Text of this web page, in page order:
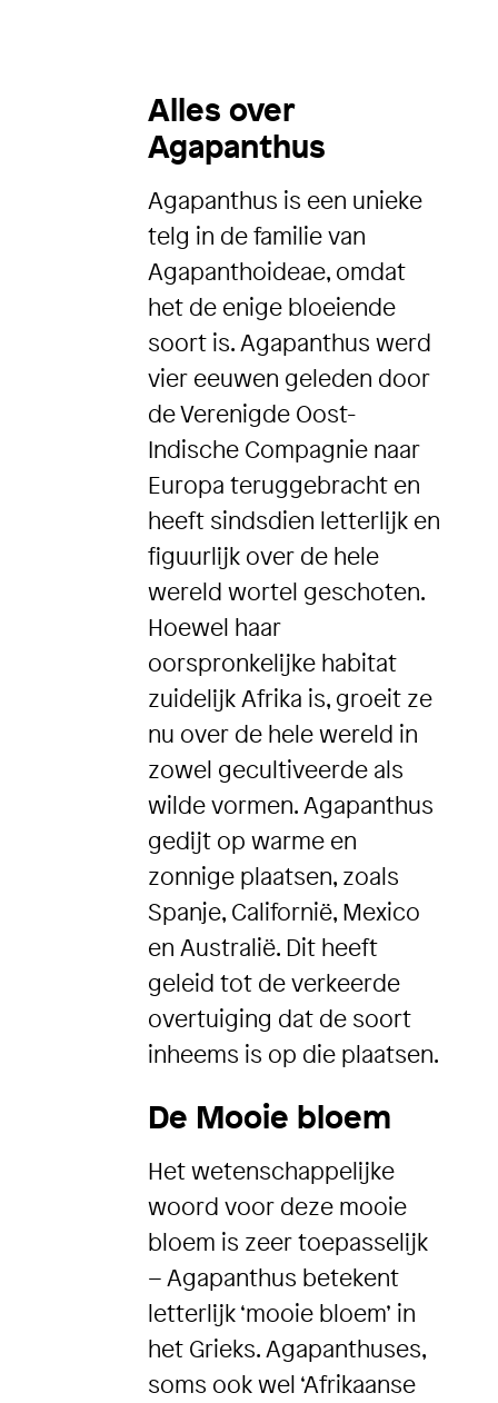
Alles over
Agapanthus
Agapanthus is een unieke
telg in de familie van
Agapanthoideae, omdat
het de enige bloeiende
soort is. Agapanthus werd
vier eeuwen geleden door
de Verenigde Oost-
Indische Compagnie naar
Europa teruggebracht en
heeft sindsdien letterlijk en
figuurlijk over de hele
wereld wortel geschoten.
Hoewel haar
oorspronkelijke habitat
zuidelijk Afrika is, groeit ze
nu over de hele wereld in
zowel gecultiveerde als
wilde vormen. Agapanthus
gedijt op warme en
zonnige plaatsen, zoals
Spanje, Californië, Mexico
en Australië. Dit heeft
geleid tot de verkeerde
overtuiging dat de soort
inheems is op die plaatsen.
De Mooie bloem
Het wetenschappelijke
woord voor deze mooie
bloem is zeer toepasselijk
– Agapanthus betekent
letterlijk ‘mooie bloem’ in
het Grieks. Agapanthuses,
soms ook wel ‘Afrikaanse